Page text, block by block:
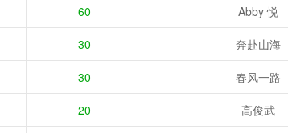
60 Abby 悦
30 奔赴山海
30 春风一路
20 高俊武